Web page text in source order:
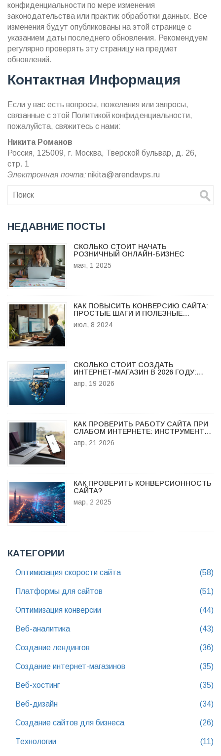
конфиденциальности по мере изменения
законодательства или практик обработки данных. Все
изменения будут опубликованы на этой странице с
указанием даты последнего обновления. Рекомендуем
регулярно проверять эту страницу на предмет
обновлений.
Контактная Информация
Если у вас есть вопросы, пожелания или запросы,
связанные с этой Политикой конфиденциальности,
пожалуйста, свяжитесь с нами:
Никита Романов
Россия, 125009, г. Москва, Тверской бульвар, д. 26,
стр. 1
Электронная почта: nikita@arendavps.ru
НЕДАВНИЕ ПОСТЫ
СКОЛЬКО СТОИТ НАЧАТЬ
РОЗНИЧНЫЙ ОНЛАЙН-БИЗНЕС
мая, 1 2025
КАК ПОВЫСИТЬ КОНВЕРСИЮ САЙТА:
ПРОСТЫЕ ШАГИ И ПОЛЕЗНЫЕ
СОВЕТЫ
июл, 8 2024
СКОЛЬКО СТОИТ СОЗДАТЬ
ИНТЕРНЕТ-МАГАЗИН В 2026 ГОДУ:
РЕАЛЬНЫЕ ЦЕНЫ И РАСЧЕТЫ
апр, 19 2026
КАК ПРОВЕРИТЬ РАБОТУ САЙТА ПРИ
СЛАБОМ ИНТЕРНЕТЕ: ИНСТРУМЕНТЫ
И МЕТОДЫ
апр, 21 2026
КАК ПРОВЕРИТЬ КОНВЕРСИОННОСТЬ
САЙТА?
мар, 2 2025
КАТЕГОРИИ
Оптимизация скорости сайта (58)
Платформы для сайтов (51)
Оптимизация конверсии (44)
Веб-аналитика (43)
Создание лендингов (36)
Создание интернет-магазинов (35)
Веб-хостинг (35)
Веб-дизайн (34)
Создание сайтов для бизнеса (26)
Технологии (11)